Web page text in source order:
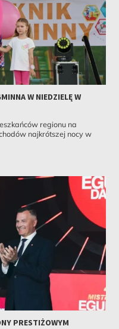
W NIEDZIELĘ W
regionu na
najkrótszej nocy w
PRESTIŻOWYM